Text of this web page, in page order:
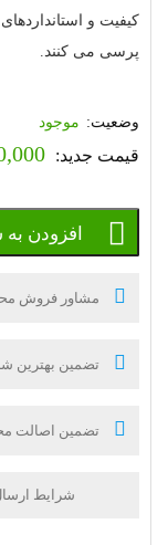
کیفیت و
پرسی می کنند.
موجود
افزودن
مشاور فروش
تضمین بهترین
تضمین اصالت
شرایط